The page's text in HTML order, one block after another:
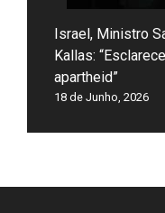
Israel, Ministro
Kallas:
apartheid”
18 de Junho, 2026